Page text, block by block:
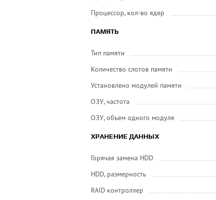
Процессор, кол-во ядер
ПАМЯТЬ
Тип памяти
Количество слотов памяти
Установлено модулей памяти
ОЗУ, частота
ОЗУ, объем одного модуля
ХРАНЕНИЕ ДАННЫХ
Горячая замена HDD
HDD, размерность
RAID контроллер